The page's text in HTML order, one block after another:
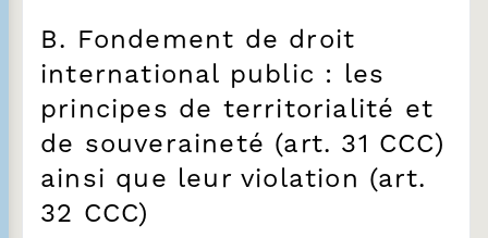
B. Fondement de droit
international public : les
principes de territorialité et
de souveraineté (art. 31 CCC)
ainsi que leur violation (art.
32 CCC)